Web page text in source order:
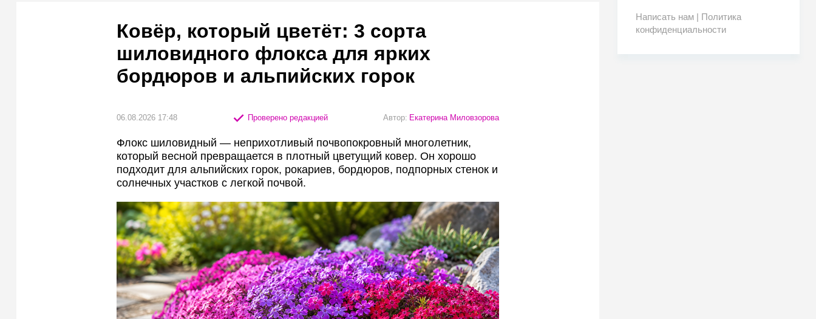
Ковёр, который цветёт: 3 сорта
шиловидного флокса для ярких
бордюров и альпийских горок
06.08.2026 17:48 Проверено редакцией Автор: Екатерина Миловзорова
Флокс шиловидный — неприхотливый почвопокровный многолетник,
который весной превращается в плотный цветущий ковер. Он хорошо
подходит для альпийских горок, рокариев, бордюров, подпорных стенок и
солнечных участков с легкой почвой.
Написать нам | Политика
конфиденциальности